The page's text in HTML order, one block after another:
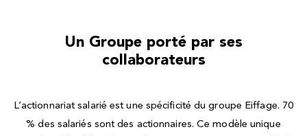
Un Groupe porté par ses
collaborateurs
L’actionnariat salarié est une spécificité du groupe Eiffage. 70
% des salariés sont des actionnaires. Ce modèle unique